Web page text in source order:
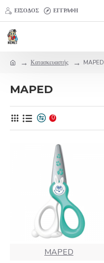
ΕΊΣΟΔΟΣ ΕΓΓΡΑΦΉ
Κατασκευαστής MAPED
MAPED
0
MAPED